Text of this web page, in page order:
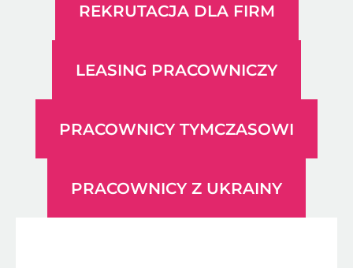
REKRUTACJA DLA FIRM
LEASING PRACOWNICZY
PRACOWNICY TYMCZASOWI
PRACOWNICY Z UKRAINY